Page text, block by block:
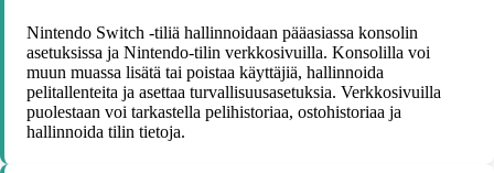
Nintendo Switch -tiliä hallinnoidaan pääasiassa konsolin
asetuksissa ja Nintendo-tilin verkkosivuilla. Konsolilla voi
muun muassa lisätä tai poistaa käyttäjiä, hallinnoida
pelitallenteita ja asettaa turvallisuusasetuksia. Verkkosivuilla
puolestaan voi tarkastella pelihistoriaa, ostohistoriaa ja
hallinnoida tilin tietoja.